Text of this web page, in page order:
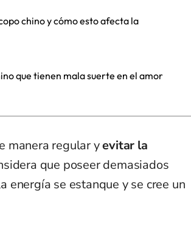
chino y cómo esto afecta la
que tienen mala suerte en el amor
manera regular yevitar la
que poseer demasiados
energía se estanque y se cree un